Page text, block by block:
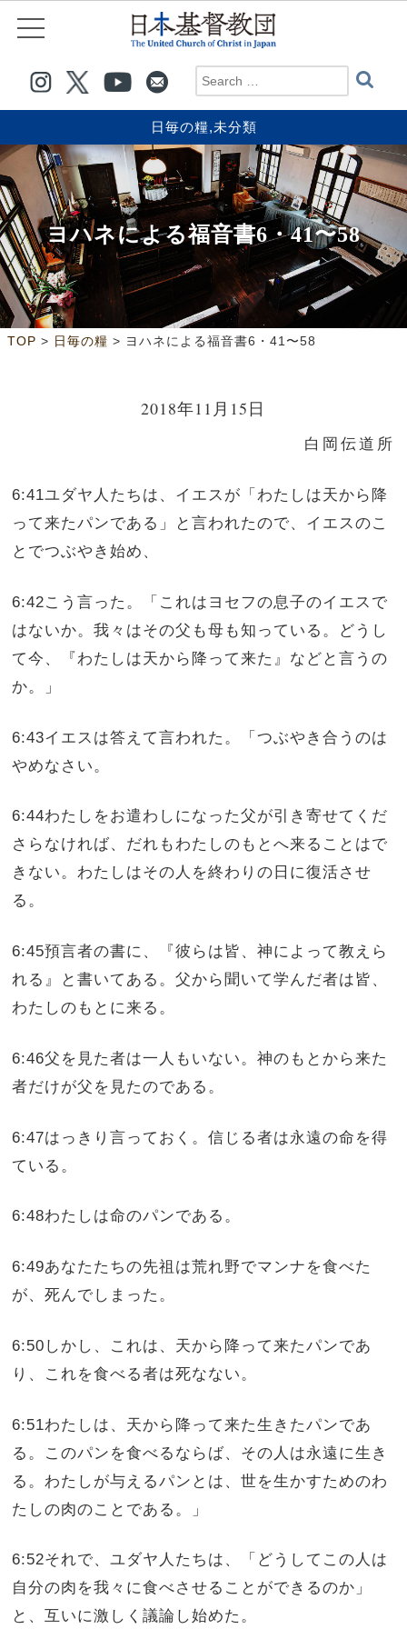
日毎の糧,未分類
ヨハネによる福音書6・41〜58
TOP > 日毎の糧 > ヨハネによる福音書6・41〜58
2018年11月15日
白岡伝道所
6:41ユダヤ人たちは、イエスが「わたしは天から降
って来たパンである」と言われたので、イエスのこ
とでつぶやき始め、
6:42こう言った。「これはヨセフの息子のイエスで
はないか。我々はその父も母も知っている。どうし
て今、『わたしは天から降って来た』などと言うの
か。」
6:43イエスは答えて言われた。「つぶやき合うのは
やめなさい。
6:44わたしをお遣わしになった父が引き寄せてくだ
さらなければ、だれもわたしのもとへ来ることはで
きない。わたしはその人を終わりの日に復活させ
る。
6:45預言者の書に、『彼らは皆、神によって教えら
れる』と書いてある。父から聞いて学んだ者は皆、
わたしのもとに来る。
6:46父を見た者は一人もいない。神のもとから来た
者だけが父を見たのである。
6:47はっきり言っておく。信じる者は永遠の命を得
ている。
6:48わたしは命のパンである。
6:49あなたたちの先祖は荒れ野でマンナを食べた
が、死んでしまった。
6:50しかし、これは、天から降って来たパンであ
り、これを食べる者は死なない。
6:51わたしは、天から降って来た生きたパンであ
る。このパンを食べるならば、その人は永遠に生き
る。わたしが与えるパンとは、世を生かすためのわ
たしの肉のことである。」
6:52それで、ユダヤ人たちは、「どうしてこの人は
自分の肉を我々に食べさせることができるのか」
と、互いに激しく議論し始めた。